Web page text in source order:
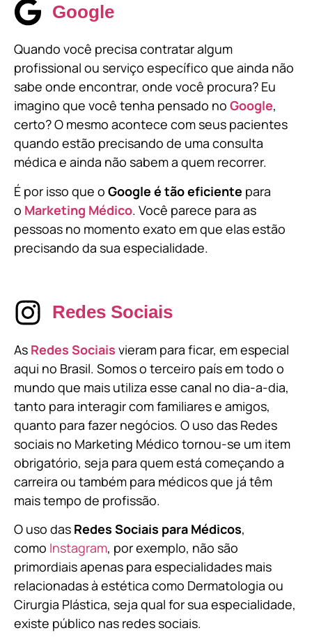
Google
Quando você precisa contratar algum
profissional ou serviço específico que ainda não
sabe onde encontrar, onde você procura? Eu
imagino que você tenha pensado no Google,
certo? O mesmo acontece com seus pacientes
quando estão precisando de uma consulta
médica e ainda não sabem a quem recorrer.
É por isso que o Google é tão eficiente para
o Marketing Médico. Você parece para as
pessoas no momento exato em que elas estão
precisando da sua especialidade.
Redes Sociais
As Redes Sociais vieram para ficar, em especial
aqui no Brasil. Somos o terceiro país em todo o
mundo que mais utiliza esse canal no dia-a-dia,
tanto para interagir com familiares e amigos,
quanto para fazer negócios. O uso das Redes
sociais no Marketing Médico tornou-se um item
obrigatório, seja para quem está começando a
carreira ou também para médicos que já têm
mais tempo de profissão.
O uso das Redes Sociais para Médicos,
como Instagram, por exemplo, não são
primordiais apenas para especialidades mais
relacionadas à estética como Dermatologia ou
Cirurgia Plástica, seja qual for sua especialidade,
existe público nas redes sociais.